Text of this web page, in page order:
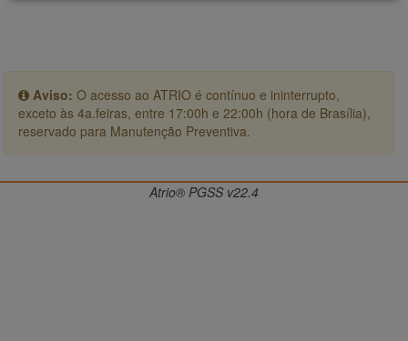
Aviso: O acesso ao ATRIO é contínuo e ininterrupto,
exceto às 4a.feiras, entre 17:00h e 22:00h (hora de Brasília),
reservado para Manutenção Preventiva.
Atrio® PGSS v22.4